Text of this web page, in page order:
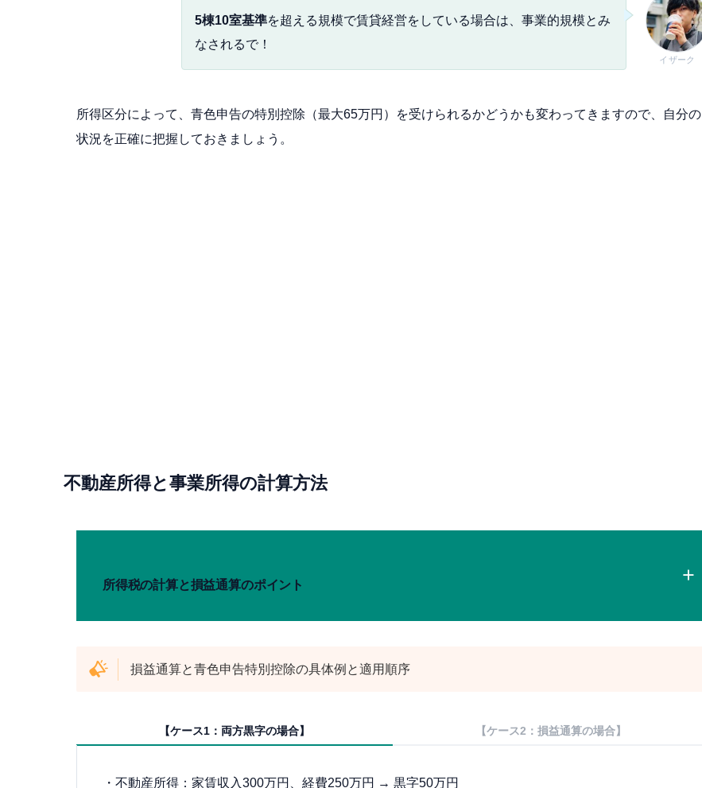
イザーク
5棟10室基準を超える規模で賃貸経営をしている場合は、事業的規模とみ
なされるで！
所得区分によって、青色申告の特別控除（最大65万円）を受けられるかどうかも変わってきますので、自分の
状況を正確に把握しておきましょう。
不動産所得と事業所得の計算方法
所得税の計算と損益通算のポイント
損益通算と青色申告特別控除の具体例と適用順序
【ケース1：両方黒字の場合】 【ケース2：損益通算の場合】
・不動産所得：家賃収入300万円、経費250万円 → 黒字50万円